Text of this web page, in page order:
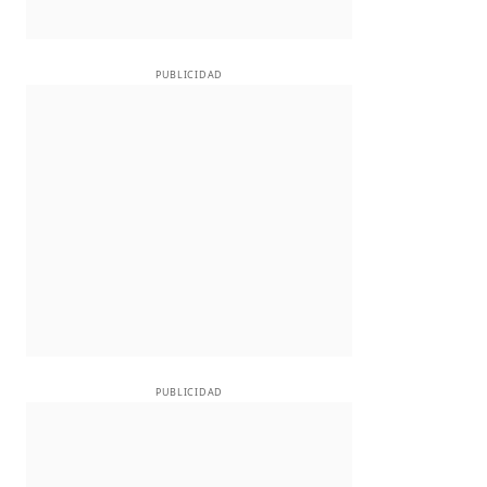
PUBLICIDAD
PUBLICIDAD